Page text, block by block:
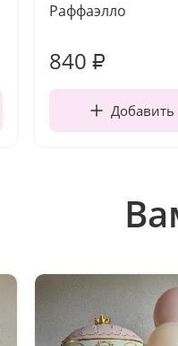
Раффаэлло
840 ₽
Добавить